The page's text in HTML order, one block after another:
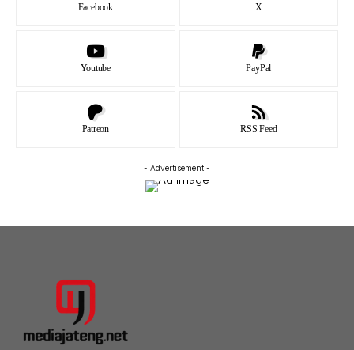
Facebook X
Youtube PayPal
Patreon RSS Feed
- Advertisement -